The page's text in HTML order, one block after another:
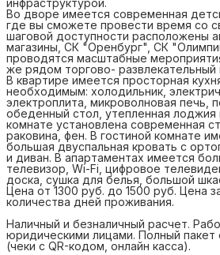
инфраструктурой.
Во дворе имеется современная
где вы сможете провести время со
шаговой доступности расположены
магазины, СК "Оренбург", СК
проводятся масштабные
же рядом торгово- развлекательный
В квартире имеется просторная
необходимым: холодильник,
электроплита, микроволновая печь,
обеденный стол, утепленная лоджия
комнате установлена современная
раковина, фен. В гостиной комнате
большая двуспальная кровать с
и диван. В апартаментах имеется
телевизор, Wi-Fi, цифровое
доска, сушка для белья, большой
Цена от 1300 руб. до 1500 руб. Цена
количества дней проживания.
Наличный и безналичный расчет.
юридическими лицами. Полный пакет
(чеки с QR-кодом, онлайн касса).